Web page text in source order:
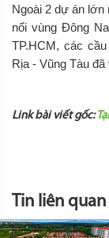
Ngoài 2 dự án lớn
nối vùng Đông
TP.HCM, các
Rịa - Vũng Tàu
Link bài viết gốc:
Tin liên quan